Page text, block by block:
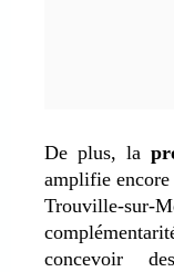
De plus, la
amplifie
Trouville-sur-
concevoir